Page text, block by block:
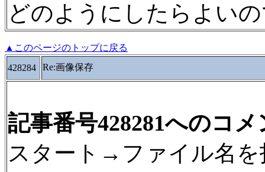
どのようにしたらよい
▲このページのトップに戻る
428284
Re:画像保存
記事番号428281へのコメ
スタート→ファイル名